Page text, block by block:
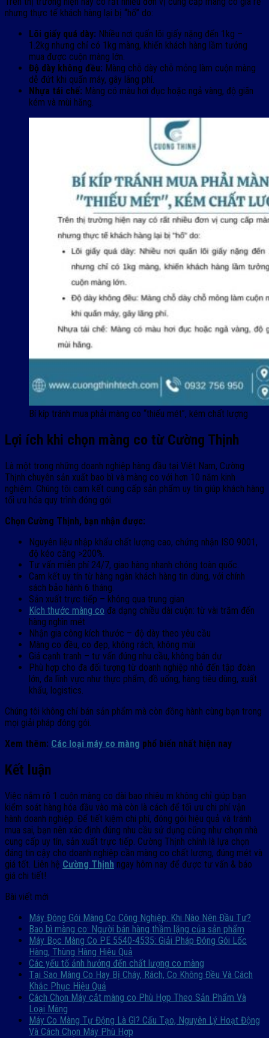
nhưng thực tế khách hàng lại bị “hố” do:
Lõi giấy quá dày: Nhiều nơi quấn lõi giấy nặng đến 1kg –
1.2kg nhưng chỉ có 1kg màng, khiến khách hàng lầm tưởng
mua được cuộn màng lớn.
Độ dày không đều: Màng chỗ dày chỗ mỏng làm cuộn màng
dễ đứt khi quấn máy, gây lãng phí.
Nhựa tái chế: Màng có màu hơi đục hoặc ngả vàng, độ giãn
kém và mùi hăng.
Bí kíp tránh mua phải màng co “thiếu mét”, kém chất lượng
Lợi ích khi chọn màng co từ Cường Thịnh
Là một trong những doanh nghiệp hàng đầu tại Việt Nam, Cường
Thịnh chuyên sản xuất bao bì và màng co với hơn 10 năm kinh
nghiệm. Chúng tôi cam kết cung cấp sản phẩm uy tín giúp khách hàng
tối ưu hóa quy trình đóng gói.
Chọn Cường Thịnh, bạn nhận được:
Nguyên liệu nhập khẩu chất lượng cao, chứng nhận ISO 9001,
độ kéo căng >200%.
Tư vấn miễn phí 24/7, giao hàng nhanh chóng toàn quốc.
Cam kết uy tín từ hàng ngàn khách hàng tin dùng, với chính
sách bảo hành 6 tháng.
Sản xuất trực tiếp – không qua trung gian
Kích thước màng co đa dạng chiều dài cuộn: từ vài trăm đến
hàng nghìn mét
Nhận gia công kích thước – độ dày theo yêu cầu
Màng co đều, co đẹp, không rách, không mùi
Giá cạnh tranh – tư vấn đúng nhu cầu, không bán dư
Phù hợp cho đa đối tượng từ doanh nghiệp nhỏ đến tập đoàn
lớn, đa lĩnh vực như thực phẩm, đồ uống, hàng tiêu dùng, xuất
khẩu, logistics.
Chúng tôi không chỉ bán sản phẩm mà còn đồng hành cùng bạn trong
mọi giải pháp đóng gói.
Xem thêm: Các loại máy co màng phổ biến nhất hiện nay
Kết luận
Việc nắm rõ 1 cuộn màng co dài bao nhiêu m không chỉ giúp bạn
kiểm soát hàng hóa đầu vào mà còn là cách để tối ưu chi phí vận
hành doanh nghiệp. Để tiết kiệm chi phí, đóng gói hiệu quả và tránh
mua sai, bạn nên xác định đúng nhu cầu sử dụng cũng như chọn nhà
cung cấp uy tín, sản xuất trực tiếp. Cường Thịnh chính là lựa chọn
đáng tin cậy cho doanh nghiệp cần màng co chất lượng, đúng mét và
giá tốt. Liên hệ Cường Thịnh ngay hôm nay để được tư vấn & báo
giá chi tiết!
Bài viết mới
Máy Đóng Gói Màng Co Công Nghiệp: Khi Nào Nên Đầu Tư?
Bao bì màng co: Người bán hàng thầm lặng của sản phẩm
Máy Bọc Màng Co PE 5540-4535: Giải Pháp Đóng Gói Lốc
Hàng, Thùng Hàng Hiệu Quả
Các yếu tố ảnh hưởng đến chất lượng co màng
Tại Sao Màng Co Hay Bị Cháy, Rách, Co Không Đều Và Cách
Khắc Phục Hiệu Quả
Cách Chọn Máy cắt màng co Phù Hợp Theo Sản Phẩm Và
Loại Màng
Máy Co Màng Tự Động Là Gì? Cấu Tạo, Nguyên Lý Hoạt Động
Và Cách Chọn Máy Phù Hợp